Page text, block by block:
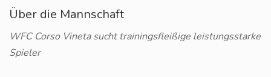
Über die Mannschaft
WFC Corso Vineta sucht trainingsfleißige leistungsstarke
Spieler